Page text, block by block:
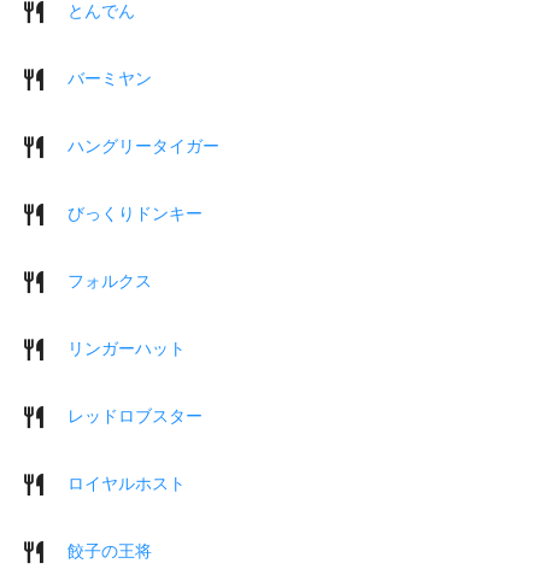
とんでん
バーミヤン
ハングリータイガー
びっくりドンキー
フォルクス
リンガーハット
レッドロブスター
ロイヤルホスト
餃子の王将